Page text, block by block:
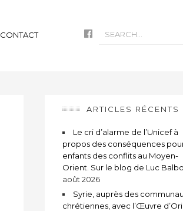
CONTACT
ARTICLES RÉCENTS
Le cri d’alarme de l’Unicef à
propos des conséquences
enfants des conflits au Moyen-
Orient. Sur le blog de Luc
août 2026
Syrie, auprès des
chrétiennes, avec l’Œuvre